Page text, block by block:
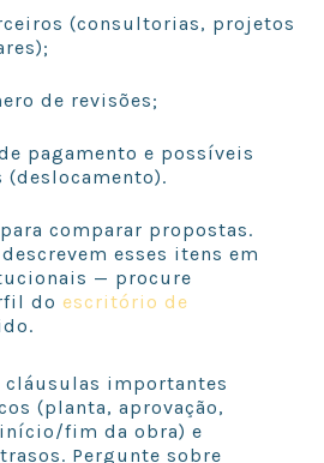
(consultorias, projetos
de revisões;
pagamento e possíveis
(deslocamento).
comparar propostas.
esses itens em
— procure
do escritório de
cláusulas importantes
(planta, aprovação,
fim da obra) e
Pergunte sobre